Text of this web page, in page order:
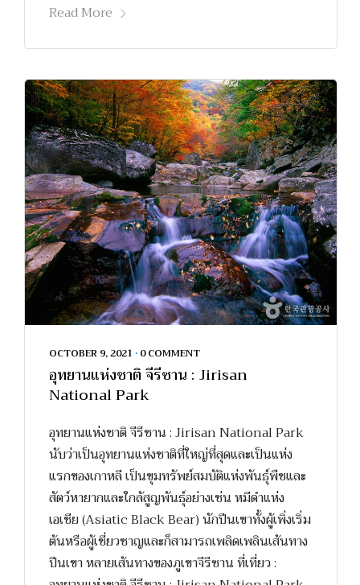
Read More
OCTOBER 9, 2021 • 0 COMMENT
อุทยานแห่งชาติ จีรีซาน : Jirisan
National Park
อุทยานแห่งชาติ จีรีซาน : Jirisan National Park
นับว่าเป็นอุทยานแห่งชาติที่ใหญ่ที่สุดและเป็นแห่ง
แรกของเกาหลี เป็นขุมทรัพย์สมบัติแห่งพันธุ์พืชและ
สัตว์หายากและใกล้สูญพันธุ์อย่างเช่น หมีดำแห่ง
เอเชีย (Asiatic Black Bear) นักปีนเขาทั้งผู้เพิ่งเริ่ม
ต้นหรือผู้เชี่ยวชาญและก็สามารถเพลิดเพลินเส้นทาง
ปีนเขา หลายเส้นทางของภูเขาจีรีซาน ที่เที่ยว :